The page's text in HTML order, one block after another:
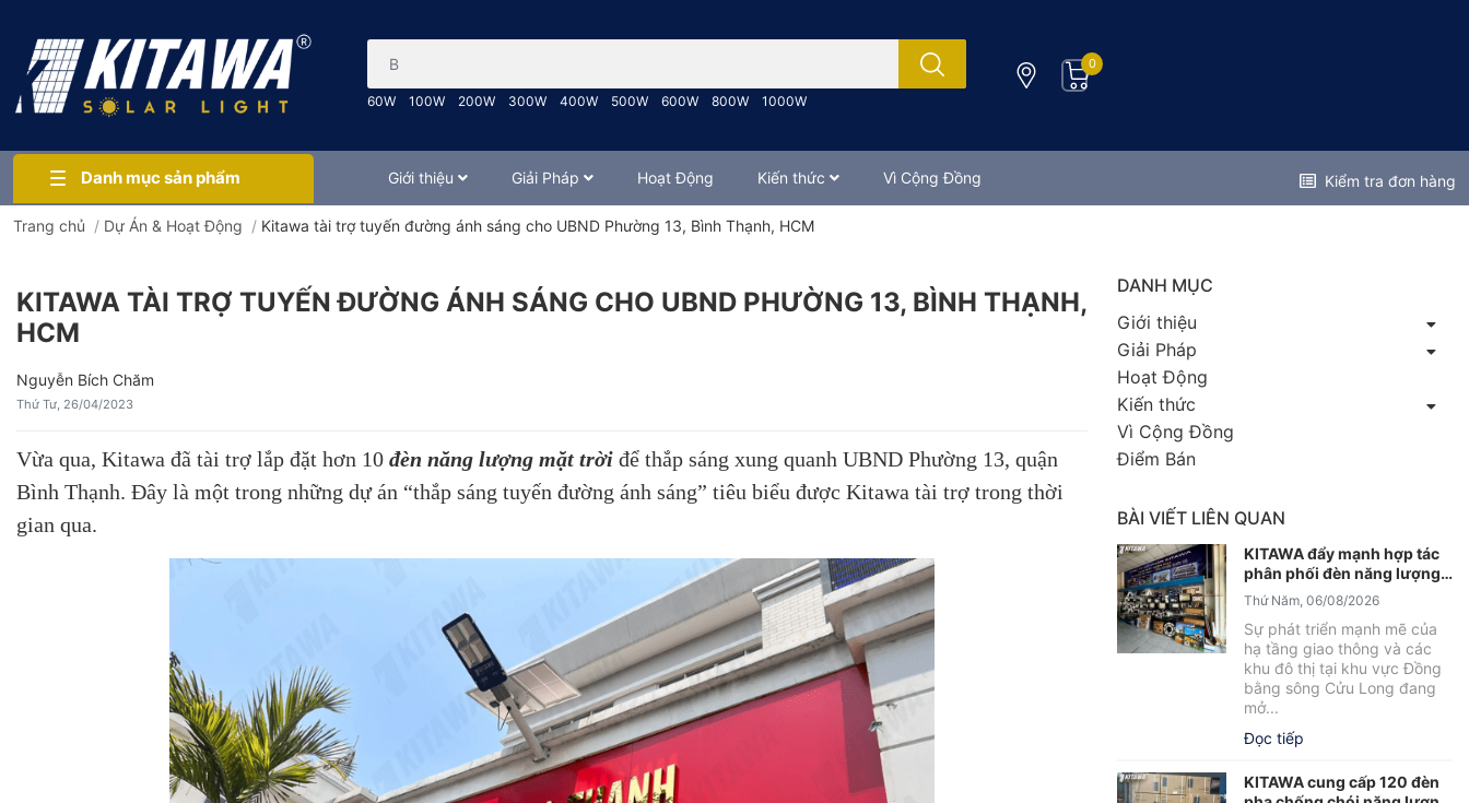
60W 100W 200W 300W 400W 500W 600W 800W 1000W
0
Danh mục sản phẩm Giới thiệu Giải Pháp Hoạt Động Kiến thức Vì Cộng Đồng Kiểm tra đơn hàng
Trang chủ / Dự Án & Hoạt Động / Kitawa tài trợ tuyến đường ánh sáng cho UBND Phường 13, Bình Thạnh, HCM
KITAWA TÀI TRỢ TUYẾN ĐƯỜNG ÁNH SÁNG CHO UBND PHƯỜNG 13, BÌNH THẠNH,
HCM
Nguyễn Bích Chăm
Thứ Tư, 26/04/2023
Vừa qua, Kitawa đã tài trợ lắp đặt hơn 10 đèn năng lượng mặt trời để thắp sáng xung quanh UBND Phường 13, quận
Bình Thạnh. Đây là một trong những dự án “thắp sáng tuyến đường ánh sáng” tiêu biểu được Kitawa tài trợ trong thời
gian qua.
DANH MỤC
Giới thiệu
Giải Pháp
Hoạt Động
Kiến thức
Vì Cộng Đồng
Điểm Bán
BÀI VIẾT LIÊN QUAN
KITAWA đẩy mạnh hợp tác
phân phối đèn năng lượng
mặt trời An Giang
Thứ Năm, 06/08/2026
Sự phát triển mạnh mẽ của
hạ tầng giao thông và các
khu đô thị tại khu vực Đồng
bằng sông Cửu Long đang
mở...
Đọc tiếp
KITAWA cung cấp 120 đèn